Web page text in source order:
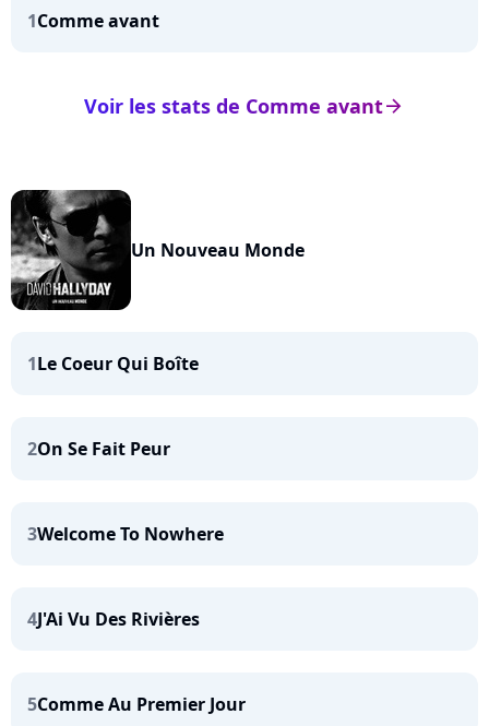
1Comme avant
arrow_right
Voir les stats de Comme avant
Un Nouveau Monde
1Le Coeur Qui Boîte
2On Se Fait Peur
3Welcome To Nowhere
4J'Ai Vu Des Rivières
5Comme Au Premier Jour